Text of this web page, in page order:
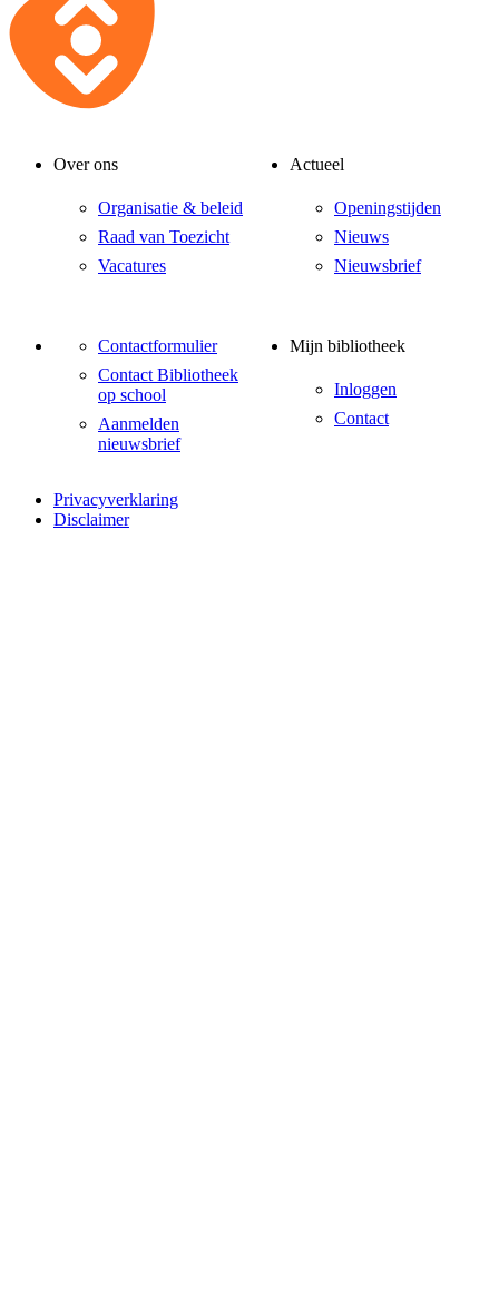
Over ons
Organisatie & beleid
Raad van Toezicht
Vacatures
Actueel
Openingstijden
Nieuws
Nieuwsbrief
Contactformulier
Contact Bibliotheek
op school
Aanmelden
nieuwsbrief
Mijn bibliotheek
Inloggen
Contact
Privacyverklaring
Disclaimer